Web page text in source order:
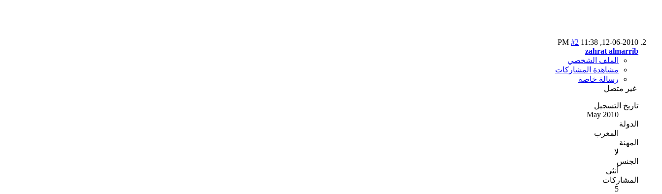
12-06-2010,
11:38 PM
#2
zahrat almarrib
الملف الشخصي
مشاهدة المشاركات
رسالة خاصة
غير متصل
تاريخ التسجيل
May 2010
الدولة
المغرب
المهنة
لا
الجنس
أنثى
المشاركات
5